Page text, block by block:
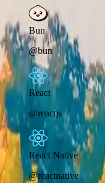
Bun
@bun
React
@reactjs
React Native
@reactnative